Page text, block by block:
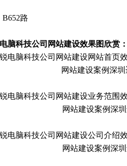
路
脑科技公司网站建设效果图欣赏：
网站建设案例深
网站建设案例深
网站建设案例深